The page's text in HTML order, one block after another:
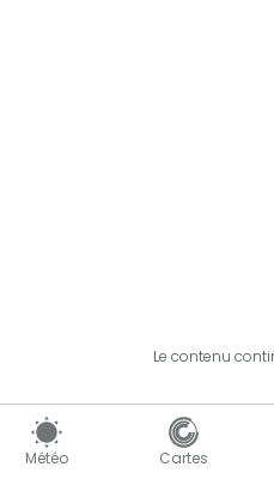
Météo Cartes
Le contenu